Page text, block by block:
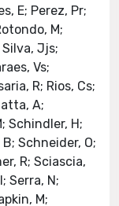
E; Perez, Pr;
M;
Silva, Jjs;
Vs;
R; Rios, Cs;
A;
Schindler, H;
Schneider, O;
R; Sciascia,
Serra, N;
M;